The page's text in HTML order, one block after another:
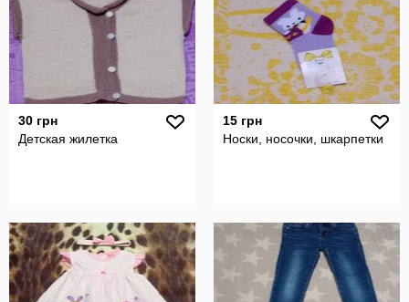
30 грн
Детская жилетка
15 грн
Носки, носочки, шкарпетки